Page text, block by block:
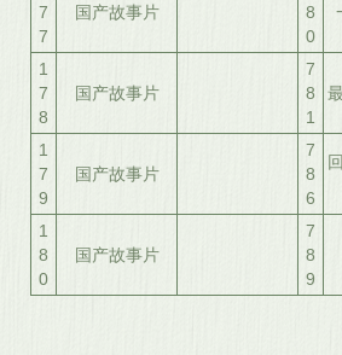
7
7
国产故事片
8
0
1
7
8
国产故事片
7
8
1
1
7
9
国产故事片
7
8
6
1
8
0
国产故事片
7
8
9